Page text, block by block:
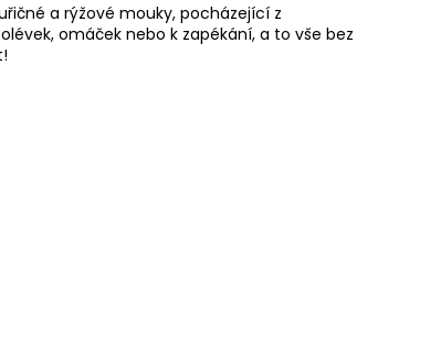
a rýžové mouky, pocházející z
omáček nebo k zapékání, a to vše bez